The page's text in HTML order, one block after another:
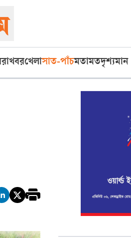
খেলাসাত-পাঁচমতামতদৃশ্যমান